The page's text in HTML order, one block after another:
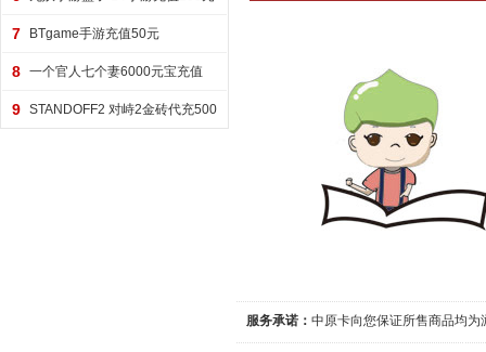
服务承诺： 中原卡向您保证所售商品均
7 BTgame手游充值50元
8 一个官人七个妻6000元宝充值
9 STANDOFF2 对峙2金砖代充500
金砖